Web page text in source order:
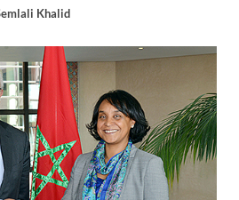
Khalid